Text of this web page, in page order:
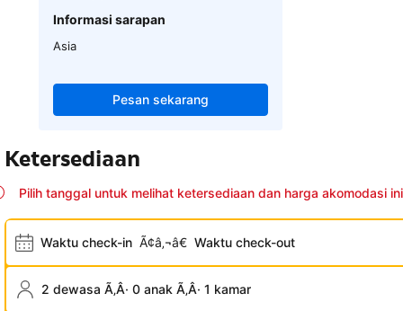
Informasi sarapan
Asia
Pesan sekarang
Ketersediaan
Pilih tanggal untuk melihat ketersediaan dan harga akomodasi ini
Waktu check-in Ã¢â‚¬â€ Waktu check-out
2 dewasa Ã‚Â· 0 anak Ã‚Â· 1 kamar